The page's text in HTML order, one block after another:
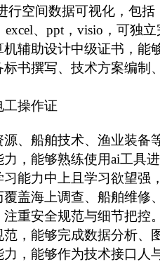
行空间数据可视化，包
excel、ppt，visio，可独
机辅助设计中级证书，能
标书撰写、技术方案编制
工操作证
源、船舶技术、渔业装备
力，能够熟练使用ai工具
能力中上且学习欲望强
覆盖海上调查、船舶维修
注重安全规范与细节把控
范，能够完成数据分析、
力，能够作为技术接口人